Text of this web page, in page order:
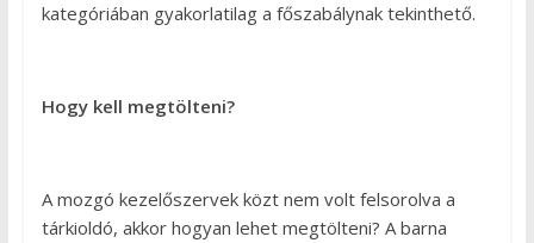
kategóriában gyakorlatilag a főszabálynak tekinthető.
Hogy kell megtölteni?
A mozgó kezelőszervek közt nem volt felsorolva a
tárkioldó, akkor hogyan lehet megtölteni? A barna